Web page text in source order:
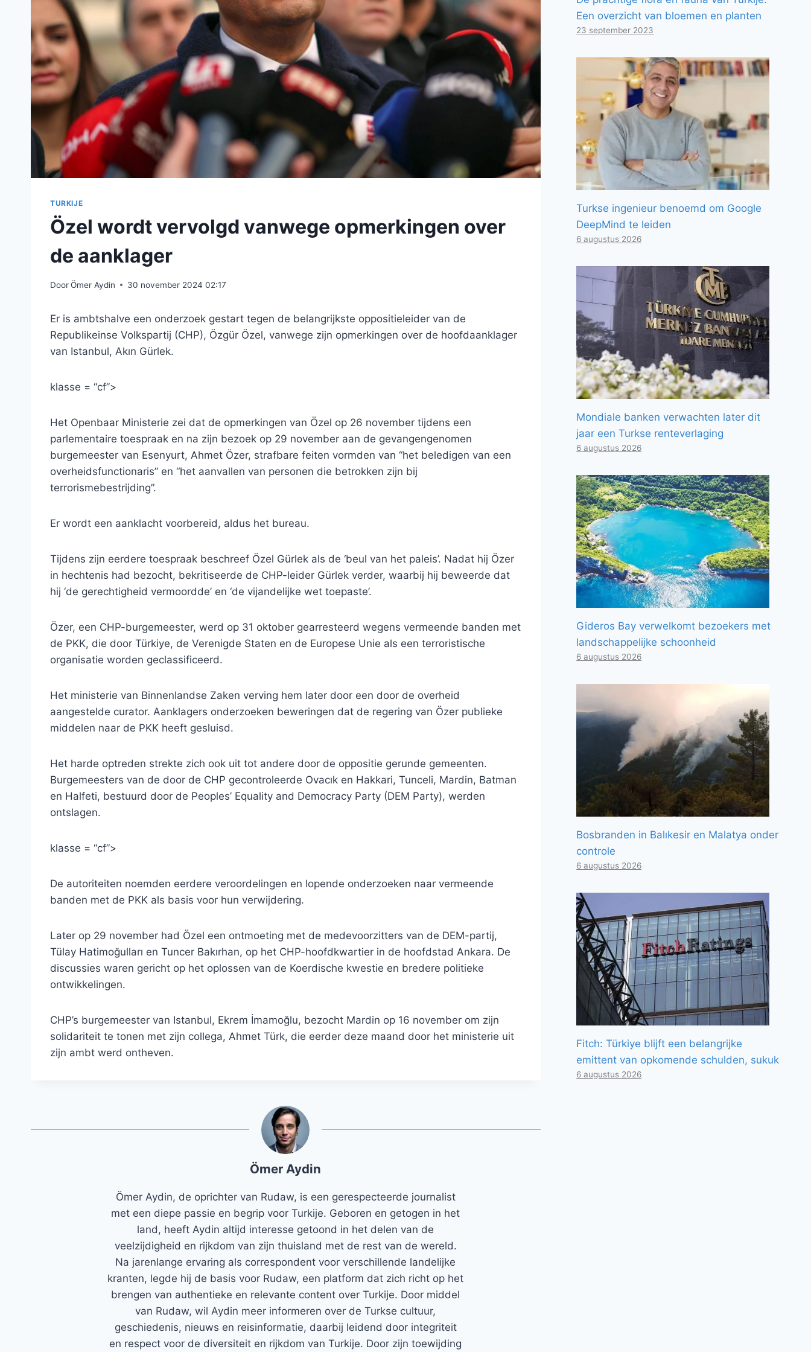
TURKIJE
Özel wordt vervolgd vanwege opmerkingen over
de aanklager
DoorÖmer Aydin 30 november 2024 02:17
Er is ambtshalve een onderzoek gestart tegen de belangrijkste oppositieleider van de
Republikeinse Volkspartij (CHP), Özgür Özel, vanwege zijn opmerkingen over de hoofdaanklager
van Istanbul, Akın Gürlek.
klasse = “cf”>
Het Openbaar Ministerie zei dat de opmerkingen van Özel op 26 november tijdens een
parlementaire toespraak en na zijn bezoek op 29 november aan de gevangengenomen
burgemeester van Esenyurt, Ahmet Özer, strafbare feiten vormden van “het beledigen van een
overheidsfunctionaris” en “het aanvallen van personen die betrokken zijn bij
terrorismebestrijding”.
Er wordt een aanklacht voorbereid, aldus het bureau.
Tijdens zijn eerdere toespraak beschreef Özel Gürlek als de ‘beul van het paleis’. Nadat hij Özer
in hechtenis had bezocht, bekritiseerde de CHP-leider Gürlek verder, waarbij hij beweerde dat
hij ‘de gerechtigheid vermoordde’ en ‘de vijandelijke wet toepaste’.
Özer, een CHP-burgemeester, werd op 31 oktober gearresteerd wegens vermeende banden met
de PKK, die door Türkiye, de Verenigde Staten en de Europese Unie als een terroristische
organisatie worden geclassificeerd.
Het ministerie van Binnenlandse Zaken verving hem later door een door de overheid
aangestelde curator. Aanklagers onderzoeken beweringen dat de regering van Özer publieke
middelen naar de PKK heeft gesluisd.
Het harde optreden strekte zich ook uit tot andere door de oppositie gerunde gemeenten.
Burgemeesters van de door de CHP gecontroleerde Ovacık en Hakkari, Tunceli, Mardin, Batman
en Halfeti, bestuurd door de Peoples’ Equality and Democracy Party (DEM Party), werden
ontslagen.
klasse = “cf”>
De autoriteiten noemden eerdere veroordelingen en lopende onderzoeken naar vermeende
banden met de PKK als basis voor hun verwijdering.
Later op 29 november had Özel een ontmoeting met de medevoorzitters van de DEM-partij,
Tülay Hatimoğulları en Tuncer Bakırhan, op het CHP-hoofdkwartier in de hoofdstad Ankara. De
discussies waren gericht op het oplossen van de Koerdische kwestie en bredere politieke
ontwikkelingen.
CHP’s burgemeester van Istanbul, Ekrem İmamoğlu, bezocht Mardin op 16 november om zijn
solidariteit te tonen met zijn collega, Ahmet Türk, die eerder deze maand door het ministerie uit
zijn ambt werd ontheven.
Ömer Aydin
Ömer Aydin, de oprichter van Rudaw, is een gerespecteerde journalist
met een diepe passie en begrip voor Turkije. Geboren en getogen in het
land, heeft Aydin altijd interesse getoond in het delen van de
veelzijdigheid en rijkdom van zijn thuisland met de rest van de wereld.
Na jarenlange ervaring als correspondent voor verschillende landelijke
kranten, legde hij de basis voor Rudaw, een platform dat zich richt op het
brengen van authentieke en relevante content over Turkije. Door middel
van Rudaw, wil Aydin meer informeren over de Turkse cultuur,
geschiedenis, nieuws en reisinformatie, daarbij leidend door integriteit
en respect voor de diversiteit en rijkdom van Turkije. Door zijn toewijding
Een overzicht van bloemen en planten
23 september 2023
Turkse ingenieur benoemd om Google
DeepMind te leiden
6 augustus 2026
Mondiale banken verwachten later dit
jaar een Turkse renteverlaging
6 augustus 2026
Gideros Bay verwelkomt bezoekers met
landschappelijke schoonheid
6 augustus 2026
Bosbranden in Balıkesir en Malatya onder
controle
6 augustus 2026
Fitch: Türkiye blijft een belangrijke
emittent van opkomende schulden, sukuk
6 augustus 2026